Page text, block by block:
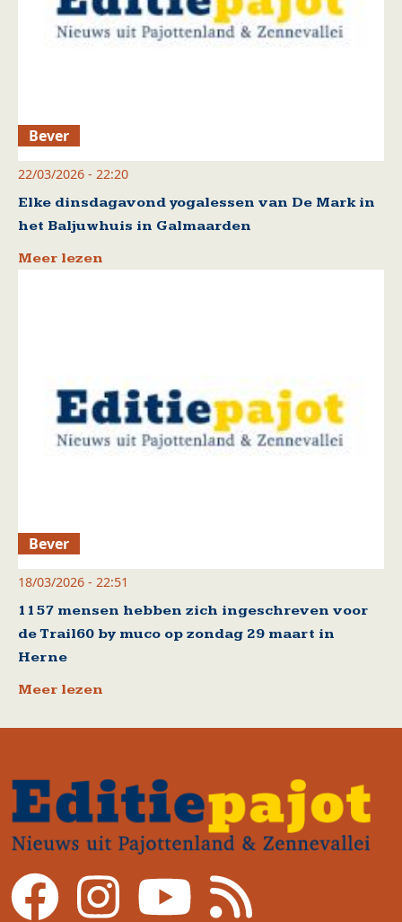
Bever
22/03/2026 - 22:20
Elke dinsdagavond yogalessen van De Mark in
het Baljuwhuis in Galmaarden
Meer lezen
Bever
18/03/2026 - 22:51
1157 mensen hebben zich ingeschreven voor
de Trail60 by muco op zondag 29 maart in
Herne
Meer lezen